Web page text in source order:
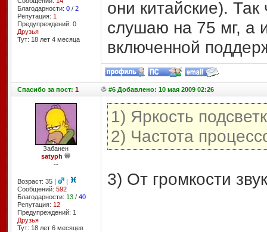
Благодарности: 0/ 2
Репутация: 1
Предупреждений: 0
Друзья
Тут: 18 лет 4 месяцa
они китайские).
слушаю на 75 мг, а
включенной
Спасибоза пост: 1 #6 Добавлено: 10 мая 2009 02:26
Забанен
satyph
--
Возраст: 35 |
|
Сообщений: 592
Благодарности: 13/ 40
Репутация: 12
Предупреждений: 1
Друзья
Тут: 18 лет 6 месяцев
1) Яркость
2) Частота
3) От громкости